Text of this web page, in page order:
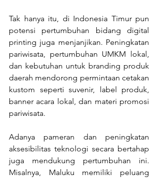
Tak hanya itu, di Indonesia Timur pun
potensi pertumbuhan bidang digital
printing juga menjanjikan. Peningkatan
pariwisata, pertumbuhan UMKM lokal,
dan kebutuhan untuk branding produk
daerah mendorong permintaan cetakan
kustom seperti suvenir, label produk,
banner acara lokal, dan materi promosi
pariwisata.
Adanya pameran dan peningkatan
aksesibilitas teknologi secara bertahap
juga mendukung pertumbuhan ini.
Misalnya, Maluku memiliki peluang